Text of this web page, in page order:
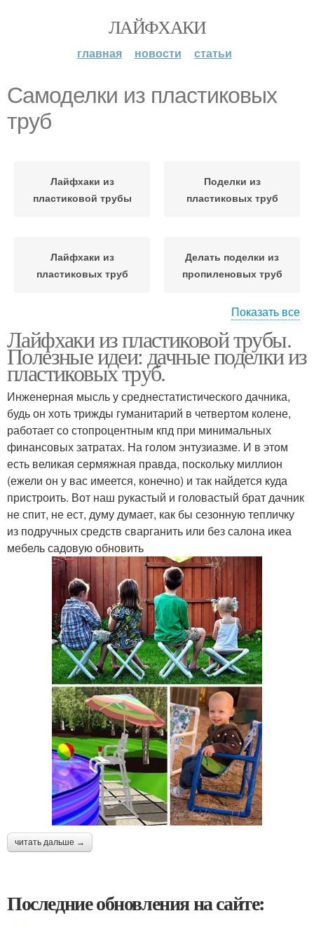
ЛАЙФХАКИ
главная новости статьи
Самоделки из пластиковых
труб
Лайфхаки из
пластиковой трубы
Поделки из
пластиковых труб
Лайфхаки из
пластиковых труб
Делать поделки из
пропиленовых труб
Крутые самоделки Выгодные самоделки
Трубы для детской
площадки
Поделки из
полипропиленовых
труб
Мебель из пластиковых
труб
Изделия из
полипропиленовых
труб
Показать все
Лайфхаки из пластиковой трубы.
Полезные идеи: дачные поделки из
пластиковых труб.
Инженерная мысль у среднестатистического дачника,
будь он хоть трижды гуманитарий в четвертом колене,
работает со стопроцентным кпд при минимальных
финансовых затратах. На голом энтузиазме. И в этом
есть великая сермяжная правда, поскольку миллион
(ежели он у вас имеется, конечно) и так найдется куда
пристроить. Вот наш рукастый и головастый брат дачник
не спит, не ест, думу думает, как бы сезонную тепличку
из подручных средств сварганить или без салона икеа
мебель садовую обновить
читать дальше →
Последние обновления на сайте: